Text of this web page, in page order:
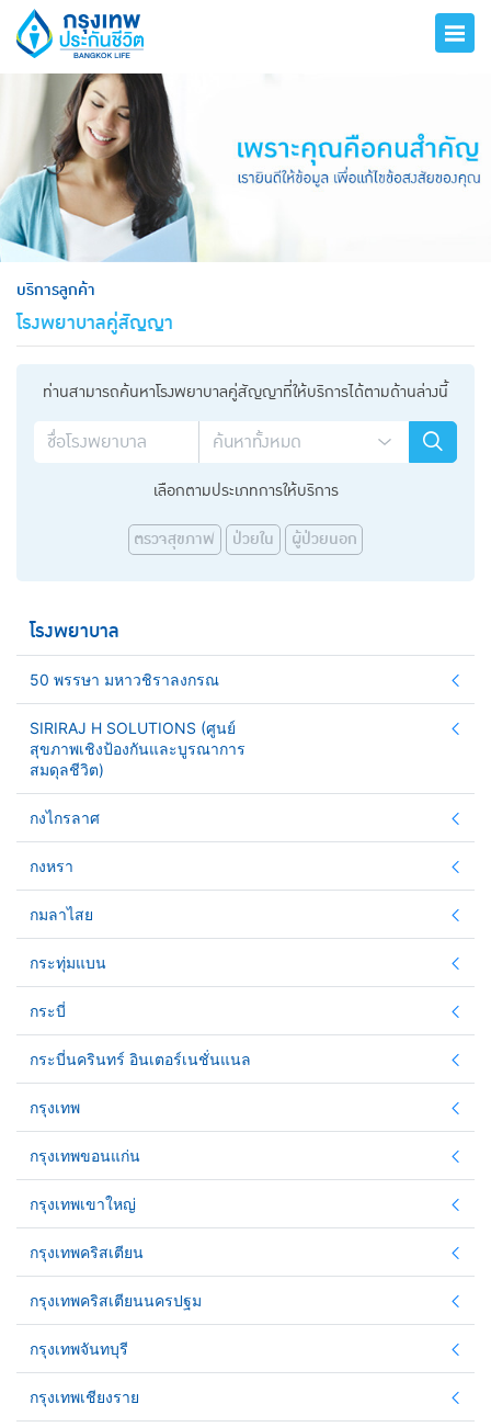
บริการลูกค้า
โรงพยาบาลคู่สัญญา
ท่านสามารถค้นหาโรงพยาบาลคู่สัญญาที่ให้บริการได้ตามด้านล่างนี้
เลือกตามประเภทการให้บริการ
ตรวจสุขภาพ ป่วยใน ผู้ป่วยนอก
โรงพยาบาล
50 พรรษา มหาวชิราลงกรณ
SIRIRAJ H SOLUTIONS (ศูนย์
สุขภาพเชิงป้องกันและบูรณาการ
สมดุลชีวิต)
กงไกรลาศ
กงหรา
กมลาไสย
กระทุ่มแบน
กระบี่
กระบี่นครินทร์ อินเตอร์เนชั่นแนล
กรุงเทพ
กรุงเทพขอนแก่น
กรุงเทพเขาใหญ่
กรุงเทพคริสเตียน
กรุงเทพคริสเตียนนครปฐม
กรุงเทพจันทบุรี
กรุงเทพเชียงราย